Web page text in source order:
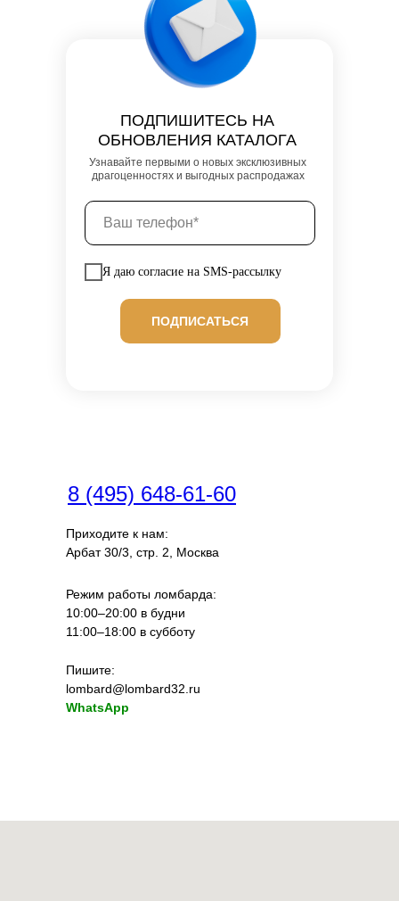
Я даю согласие на SMS-рассылку
ПОДПИСАТЬСЯ
ПОДПИШИТЕСЬ НА
ОБНОВЛЕНИЯ КАТАЛОГА
Узнавайте первыми о новых эксклюзивных
драгоценностях и выгодных распродажах
Режим работы ломбарда:
10:00–20:00 в будни
11:00–18:00 в субботу
Приходите к нам:
Арбат 30/3, стр. 2, Москва
Пишите:
lombard@lombard32.ru
WhatsApp
8 (495) 648-61-60